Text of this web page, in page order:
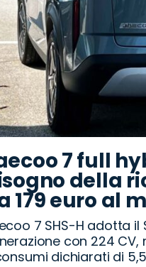
7 full
della
179 euro al
7 SHS-H adotta il
con 224 CV,
dichiarati di